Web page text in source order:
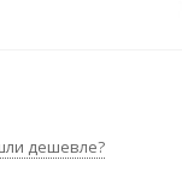
дешевле?